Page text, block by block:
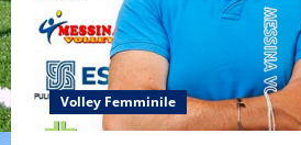
Volley Femminile